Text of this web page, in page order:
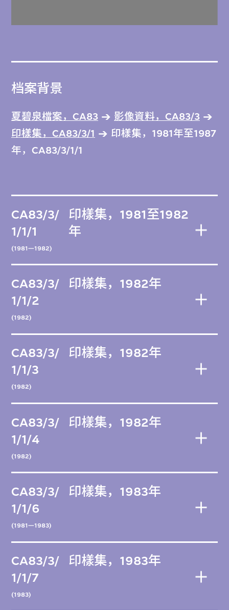
档案背景
夏碧泉檔案，CA83
影像資料，CA83/3
印樣集，CA83/3/1
印樣集，1981年至1987
年，CA83/3/1/1
CA83/3/
1/1/1
(1981—1982)
印樣集，1981至1982
年
CA83/3/
1/1/2
(1982)
印樣集，1982年
CA83/3/
1/1/3
(1982)
印樣集，1982年
CA83/3/
1/1/4
(1982)
印樣集，1982年
CA83/3/
1/1/6
(1981—1983)
印樣集，1983年
CA83/3/
1/1/7
(1983)
印樣集，1983年